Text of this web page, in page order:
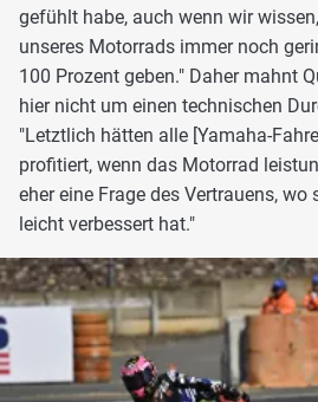
gefühlt habe, auch wenn wir
unseres Motorrads immer noch
100 Prozent geben." Daher mahnt
hier nicht um einen technischen
"Letztlich hätten alle [Yamaha-
profitiert, wenn das Motorrad
eher eine Frage des Vertrauens,
leicht verbessert hat."